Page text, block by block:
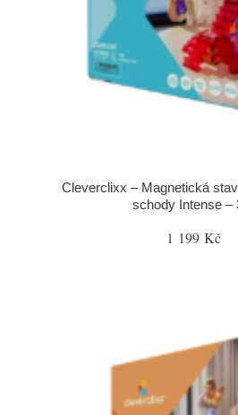
Cleverclixx – Magnetická
schody Intense –
1 199 Kč